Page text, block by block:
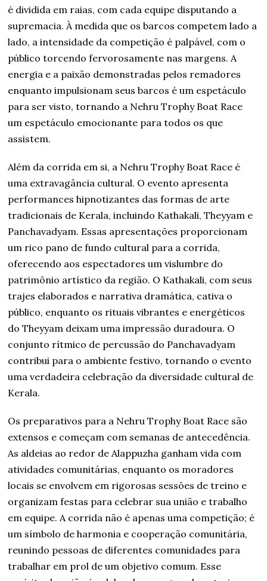
é dividida em raias, com cada equipe disputando a
supremacia. À medida que os barcos competem lado a
lado, a intensidade da competição é palpável, com o
público torcendo fervorosamente nas margens. A
energia e a paixão demonstradas pelos remadores
enquanto impulsionam seus barcos é um espetáculo
para ser visto, tornando a Nehru Trophy Boat Race
um espetáculo emocionante para todos os que
assistem.
Além da corrida em si, a Nehru Trophy Boat Race é
uma extravagância cultural. O evento apresenta
performances hipnotizantes das formas de arte
tradicionais de Kerala, incluindo Kathakali, Theyyam e
Panchavadyam. Essas apresentações proporcionam
um rico pano de fundo cultural para a corrida,
oferecendo aos espectadores um vislumbre do
patrimônio artístico da região. O Kathakali, com seus
trajes elaborados e narrativa dramática, cativa o
público, enquanto os rituais vibrantes e energéticos
do Theyyam deixam uma impressão duradoura. O
conjunto rítmico de percussão do Panchavadyam
contribui para o ambiente festivo, tornando o evento
uma verdadeira celebração da diversidade cultural de
Kerala.
Os preparativos para a Nehru Trophy Boat Race são
extensos e começam com semanas de antecedência.
As aldeias ao redor de Alappuzha ganham vida com
atividades comunitárias, enquanto os moradores
locais se envolvem em rigorosas sessões de treino e
organizam festas para celebrar sua união e trabalho
em equipe. A corrida não é apenas uma competição; é
um símbolo de harmonia e cooperação comunitária,
reunindo pessoas de diferentes comunidades para
trabalhar em prol de um objetivo comum. Esse